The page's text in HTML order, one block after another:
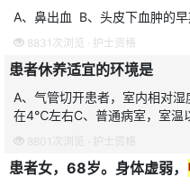
A、鼻出血 B、头皮下血肿的早
8831次浏览 · 护士资格
患者休养适宜的环境是
A、气管切开患者，室内相对湿
在4℃左右C、普通病室，室温
8801次浏览 · 护士资格
患者女，68岁。身体虚弱，